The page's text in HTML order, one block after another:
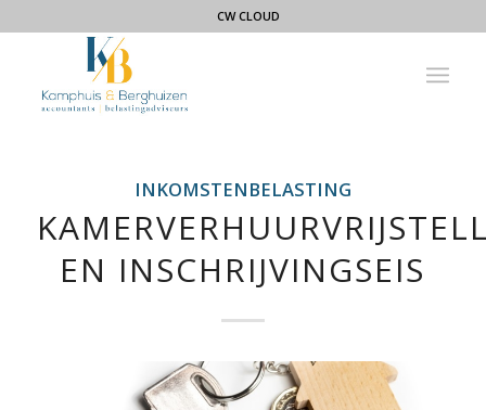
CW CLOUD
INKOMSTENBELASTING
EN INSCHRIJVINGSEIS